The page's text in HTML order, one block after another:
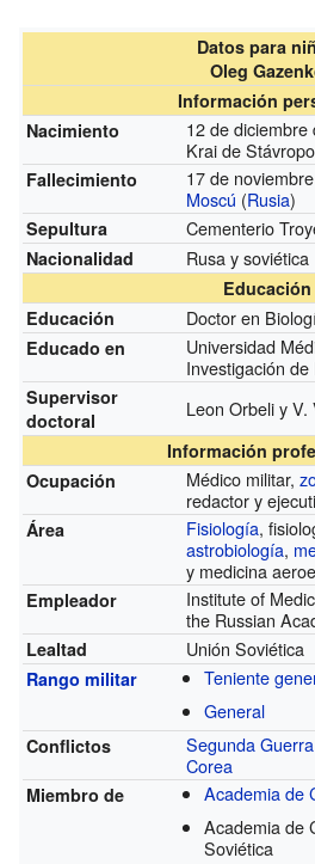
Datos para
Oleg
Información
Nacimiento
12 de diciembre
Krai de
Fallecimiento
17 de
Moscú (Rusia)
Sepultura Cementerio
Nacionalidad Rusa y soviética
Educación
Educación
Doctor en
Educado en
Universidad
Investigación de
Supervisor
doctoral
Leon Orbeli y V.
Información
Ocupación
Médico militar,
redactor y
Área Fisiología,
astrobiología,
y medicina
Empleador
Institute of
the Russian
Lealtad Unión Soviética
Rango militar
Teniente
General
Conflictos Segunda
Corea
Miembro de
Academia de
Academia de
Soviética